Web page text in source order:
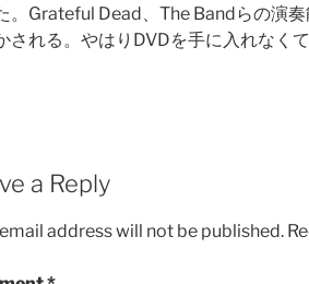
。Grateful Dead、The Bandらの演
される。やはりDVDを手に入れなくて
a Reply
address will not be published.